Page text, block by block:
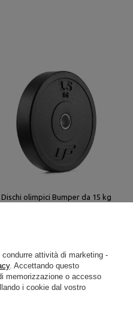
Dischi olimpici Bumper da 15 kg
attività di marketing -
. Accettando questo
memorizzazione o accesso
i cookie dal vostro